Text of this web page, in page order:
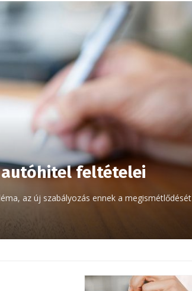
feltételei
az új szabályozás ennek a megismétlődését